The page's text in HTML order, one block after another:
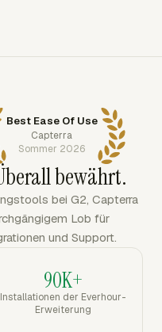
Best Ease Of Use
Capterra
Sommer 2026
bewährt.
bei G2, Capterra
Lob für
und Support.
90K+
Installationen der Everhour-
Erweiterung